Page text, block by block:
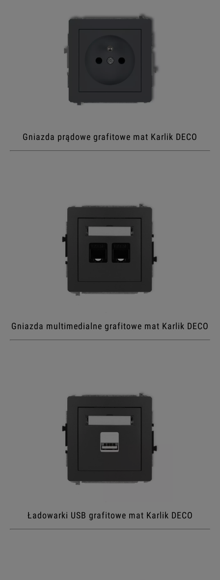
Gniazda prądowe grafitowe mat Karlik DECO
Gniazda multimedialne grafitowe mat Karlik DECO
Ładowarki USB grafitowe mat Karlik DECO